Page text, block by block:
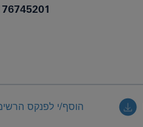
הוסף/י לפנקס